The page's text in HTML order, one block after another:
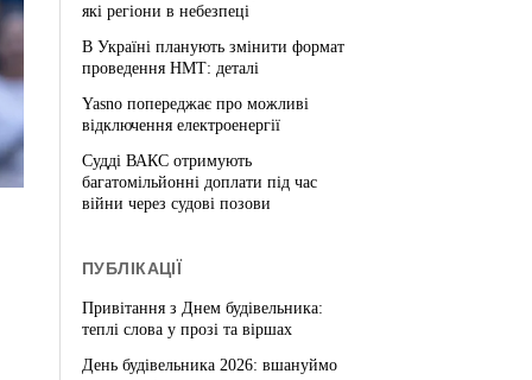
які регіони в небезпеці
В Україні планують змінити формат
проведення НМТ: деталі
Yasno попереджає про можливі
відключення електроенергії
Судді ВАКС отримують
багатомільйонні доплати під час
війни через судові позови
ПУБЛІКАЦІЇ
Привітання з Днем будівельника:
теплі слова у прозі та віршах
День будівельника 2026: вшануймо